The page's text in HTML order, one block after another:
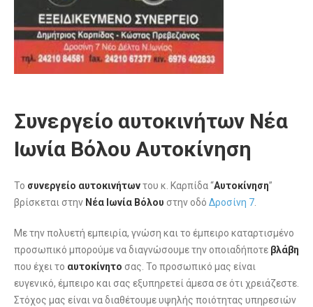
Συνεργείο αυτοκινήτων Νέα
Ιωνία Βόλου Αυτοκίνηση
Το συνεργείο αυτοκινήτωντου κ. Καρπίδα “Αυτοκίνηση”
βρίσκεται στην Νέα Ιωνία Βόλου στην οδό Δροσίνη 7.
Με την πολυετή εμπειρία, γνώση και το έμπειρο καταρτισμένο
προσωπικό μπορούμε να διαγνώσουμε την οποιαδήποτε βλάβη
που έχει το αυτοκίνητο σας. Το προσωπικό μας είναι
ευγενικό, έμπειρο και σας εξυπηρετεί άμεσα σε ότι χρειάζεστε.
Στόχος μας είναι να διαθέτουμε υψηλής ποιότητας υπηρεσιών